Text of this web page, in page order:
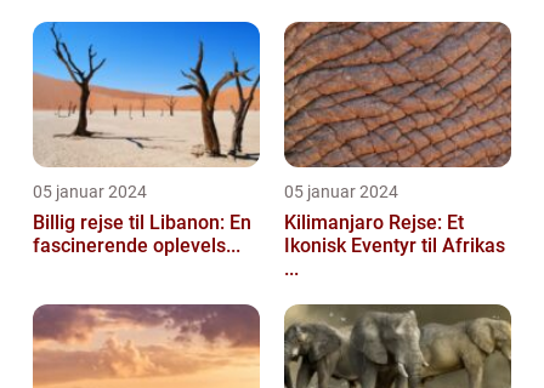
05 januar 2024
Billig rejse til Libanon: En
fascinerende oplevels...
05 januar 2024
Kilimanjaro Rejse: Et
Ikonisk Eventyr til Afrikas
...